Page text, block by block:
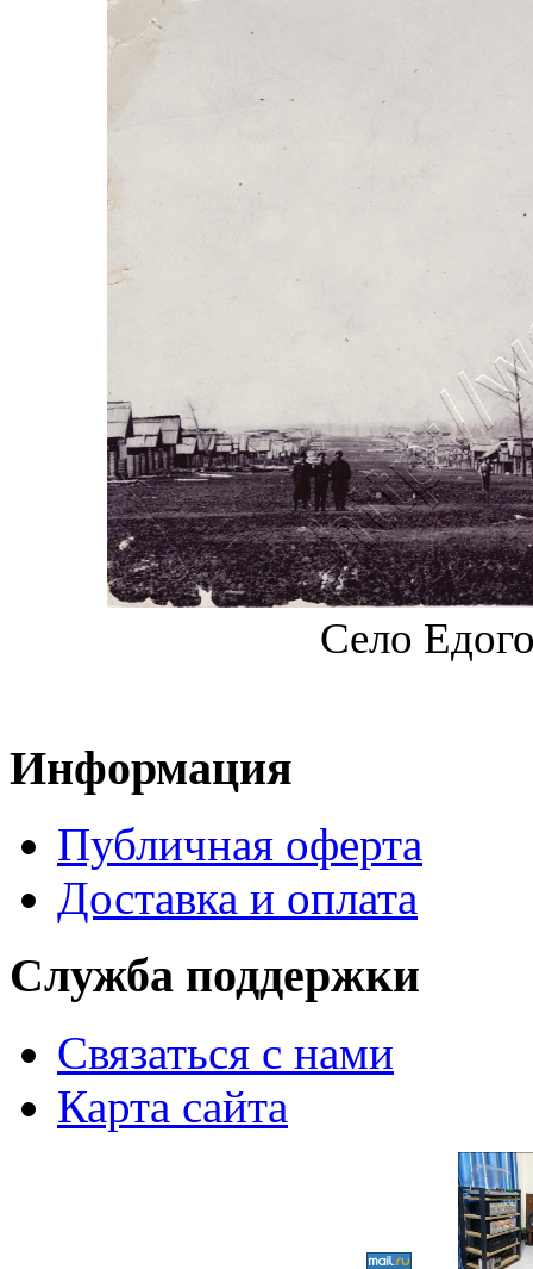
Село
Информация
Публичная оферта
Доставка и оплата
Служба поддержки
Связаться с нами
Карта сайта